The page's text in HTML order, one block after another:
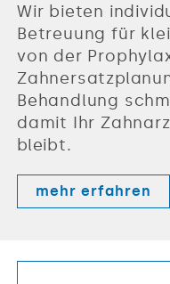
Wir bieten
Betreuung für
von der
Behandlung
damit Ihr
bleibt.
mehr erfahren